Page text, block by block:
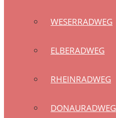
WESERRADWEG
ELBERADWEG
RHEINRADWEG
DONAURADWEG